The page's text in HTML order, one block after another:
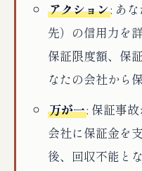
アクション: あ
先）の信用力を
保証限度額、保
なたの会社から
万が一: 保証事
会社に保証金を
後、回収不能と